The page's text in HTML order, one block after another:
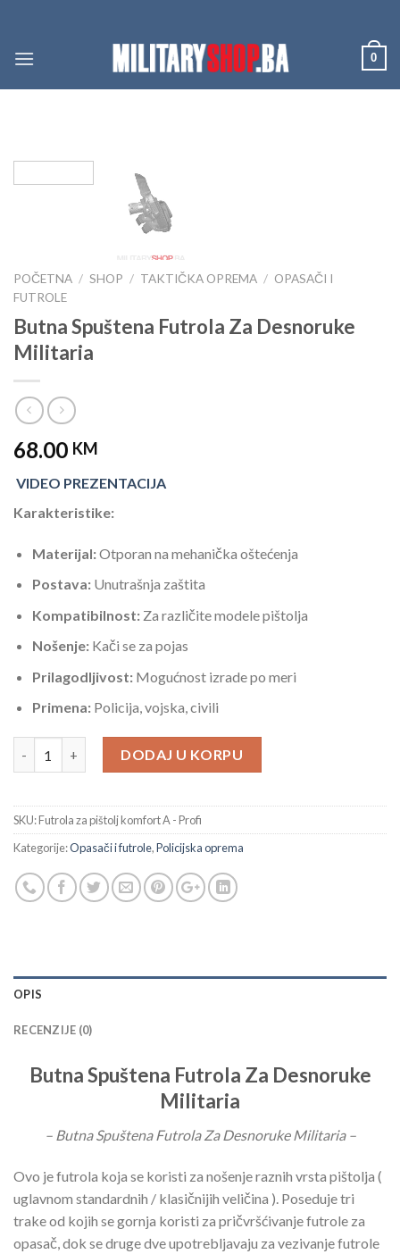
content
0
POČETNA / SHOP / TAKTIČKA OPREMA / OPASAČI I
FUTROLE
Butna Spuštena Futrola Za Desnoruke
Militaria
68.00 KM
VIDEO PREZENTACIJA
Karakteristike:
Materijal:Otporan na mehanička oštećenja
Postava:Unutrašnja zaštita
Kompatibilnost:Za različite modele pištolja
Nošenje:Kači se za pojas
Prilagodljivost:Mogućnost izrade po meri
Primena:Policija, vojska, civili
DODAJ U KORPU
SKU:Futrola za pištolj komfort A - Profi
Kategorije:Opasači i futrole,Policijska oprema
OPIS
RECENZIJE (0)
Butna Spuštena Futrola Za Desnoruke
Militaria
– Butna Spuštena Futrola Za Desnoruke Militaria –
Ovo je futrola koja se koristi za nošenje raznih vrsta pištolja (
uglavnom standardnih / klasičnijih veličina ). Poseduje tri
trake od kojih se gornja koristi za pričvršćivanje futrole za
opasač, dok se druge dve upotrebljavaju za vezivanje futrole